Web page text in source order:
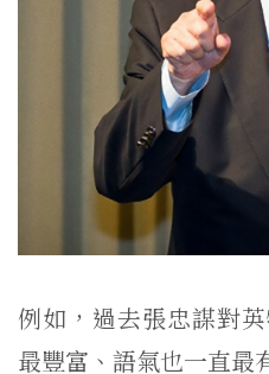
例如，過去張忠謀對
最豐富、語氣也一直最